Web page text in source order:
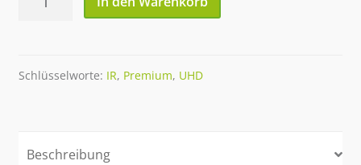
Flatscreen
Menge
Schlüsselworte: IR, Premium, UHD
Beschreibung